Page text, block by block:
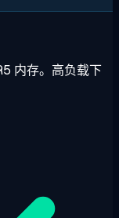
内存。高负载下